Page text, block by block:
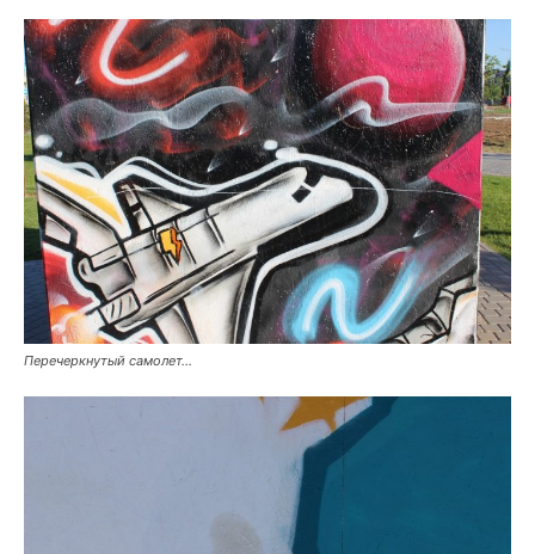
Перечеркнутый самолет…